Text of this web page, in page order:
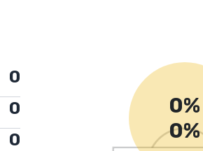
0
0
0
0%
0%